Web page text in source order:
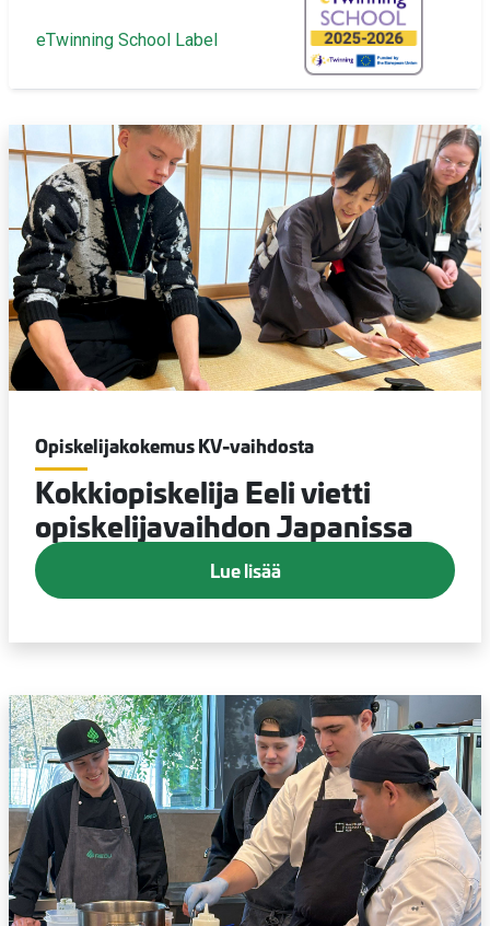
eTwinning School Label
Opiskelijakokemus KV-vaihdosta
Kokkiopiskelija Eeli vietti
opiskelijavaihdon Japanissa
Lue lisää